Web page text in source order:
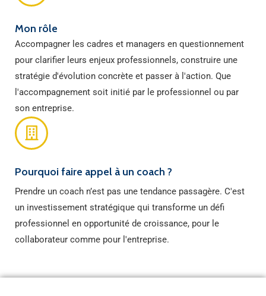
Mon rôle
Accompagner les cadres et managers en questionnement
pour clarifier leurs enjeux professionnels, construire une
stratégie d'évolution concrète et passer à l'action. Que
l'accompagnement soit initié par le professionnel ou par
son entreprise.
Pourquoi faire appel à un coach ?
Prendre un coach n’est pas une tendance passagère. C'est
un investissement stratégique qui transforme un défi
professionnel en opportunité de croissance, pour le
collaborateur comme pour l'entreprise.